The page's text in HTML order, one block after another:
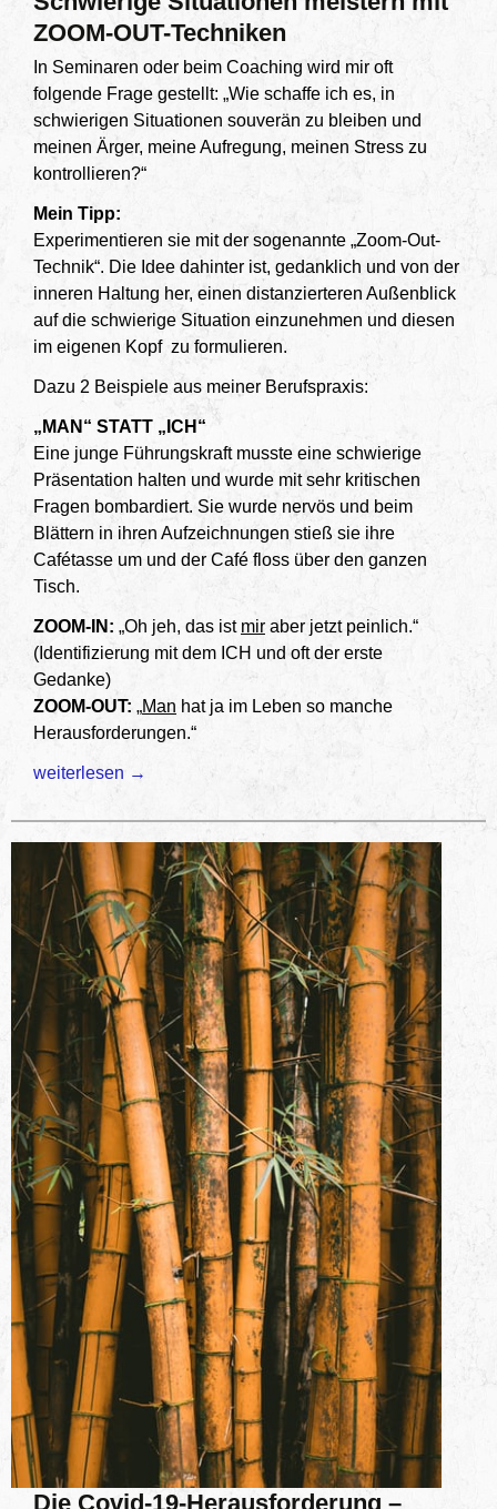
ZOOM-OUT-Techniken
In Seminaren oder beim Coaching wird mir oft
folgende Frage gestellt: „Wie schaffe ich es, in
schwierigen Situationen souverän zu bleiben und
meinen Ärger, meine Aufregung, meinen Stress zu
kontrollieren?“
Mein Tipp:
Experimentieren sie mit der sogenannte „Zoom-Out-
Technik“. Die Idee dahinter ist, gedanklich und von der
inneren Haltung her, einen distanzierteren Außenblick
auf die schwierige Situation einzunehmen und diesen
im eigenen Kopf zu formulieren.
Dazu 2 Beispiele aus meiner Berufspraxis:
„MAN“ STATT „ICH“
Eine junge Führungskraft musste eine schwierige
Präsentation halten und wurde mit sehr kritischen
Fragen bombardiert. Sie wurde nervös und beim
Blättern in ihren Aufzeichnungen stieß sie ihre
Cafétasse um und der Café floss über den ganzen
Tisch.
ZOOM-IN: „Oh jeh, das ist mir aber jetzt peinlich.“
(Identifizierung mit dem ICH und oft der erste
Gedanke)
ZOOM-OUT: „Man hat ja im Leben so manche
Herausforderungen.“
Schwierige Situationen meistern mit ZOOM-OUT-
weiterlesen →
Die Covid-19-Herausforderung –